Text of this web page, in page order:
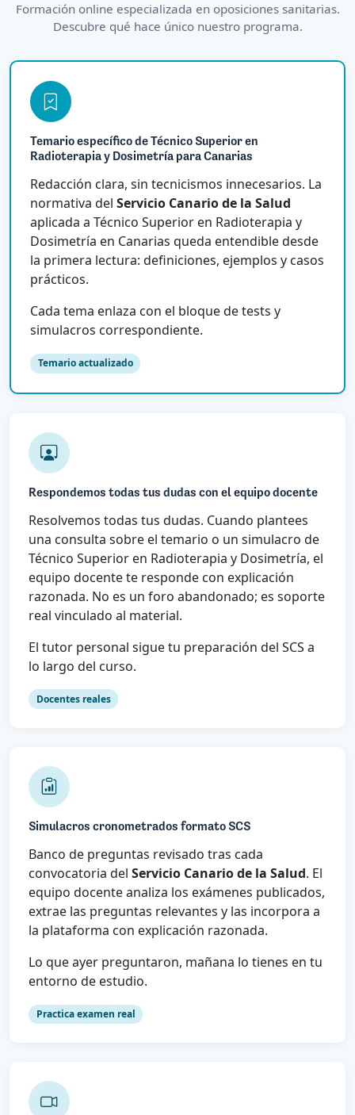
Formación online especializada en oposiciones sanitarias.
Descubre qué hace único nuestro programa.
Temario específico de Técnico Superior en
Radioterapia y Dosimetría para Canarias
Redacción clara, sin tecnicismos innecesarios. La
normativa del Servicio Canario de la Salud
aplicada a Técnico Superior en Radioterapia y
Dosimetría en Canarias queda entendible desde
la primera lectura: definiciones, ejemplos y casos
prácticos.
Cada tema enlaza con el bloque de tests y
simulacros correspondiente.
Temario actualizado
Respondemos todas tus dudas con el equipo docente
Resolvemos todas tus dudas. Cuando plantees
una consulta sobre el temario o un simulacro de
Técnico Superior en Radioterapia y Dosimetría, el
equipo docente te responde con explicación
razonada. No es un foro abandonado; es soporte
real vinculado al material.
El tutor personal sigue tu preparación del SCS a
lo largo del curso.
Docentes reales
Simulacros cronometrados formato SCS
Banco de preguntas revisado tras cada
convocatoria del Servicio Canario de la Salud. El
equipo docente analiza los exámenes publicados,
extrae las preguntas relevantes y las incorpora a
la plataforma con explicación razonada.
Lo que ayer preguntaron, mañana lo tienes en tu
entorno de estudio.
Practica examen real